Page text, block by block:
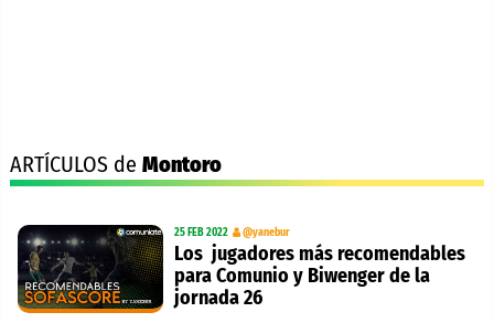
ARTÍCULOS de Montoro
25 FEB 2022 @yanebur
Los jugadores más recomendables
para Comunio y Biwenger de la
jornada 26